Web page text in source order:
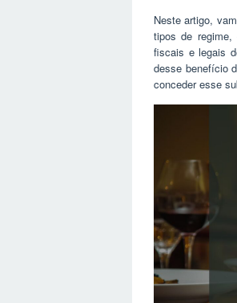
Neste artigo,
tipos de regime,
fiscais e legais
desse benefício
conceder esse